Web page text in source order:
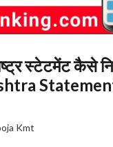
स्टेटमेंट कैसे
Kmt